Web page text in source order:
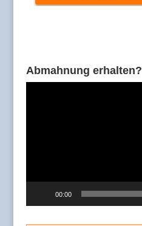
Abmahnung erhalten?
00:00